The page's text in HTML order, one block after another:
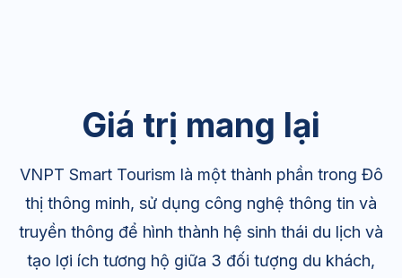
Giá trị mang lại
VNPT Smart Tourism là một thành phần trong Đô
thị thông minh, sử dụng công nghệ thông tin và
truyền thông để hình thành hệ sinh thái du lịch và
tạo lợi ích tương hộ giữa 3 đối tượng du khách,